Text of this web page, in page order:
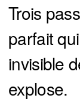
Trois
parfait
invisible
explose.